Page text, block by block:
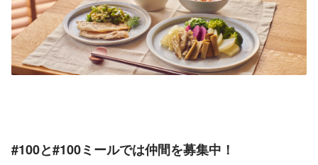
#100と#100ミールでは仲間を募集中！